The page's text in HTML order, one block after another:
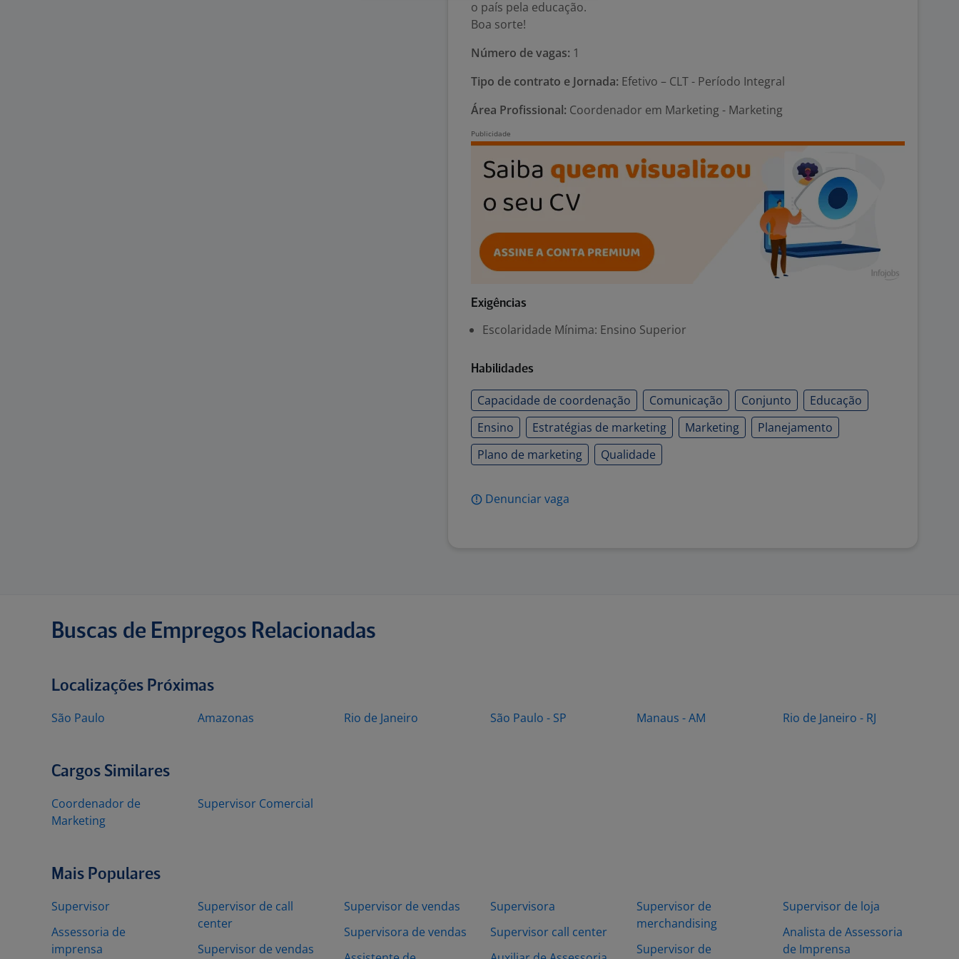
o país pela educação.
Boa sorte!
Número de vagas: 1
Tipo de contrato e Jornada: Efetivo – CLT - Período Integral
Área Profissional: Coordenador em Marketing - Marketing
Exigências
Escolaridade Mínima: Ensino Superior
Habilidades
Capacidade de coordenação Comunicação Conjunto
Educação
Ensino
Estratégias de marketing Marketing
Planejamento
Plano de marketing
Qualidade
Denunciar vaga
Buscas de Empregos Relacionadas
Localizações Próximas
São Paulo Amazonas Rio de Janeiro São Paulo - SP Manaus - AM Rio de Janeiro - RJ
Cargos Similares
Coordenador de
Marketing
Supervisor Comercial
Mais Populares
Supervisor
Assessoria de
imprensa
Supervisor de call
center
Supervisor de vendas
Supervisor de vendas
Supervisora de vendas
Supervisora
Supervisor call center
Supervisor de
merchandising
Supervisor de
Supervisor de loja
Analista de Assessoria
de Imprensa